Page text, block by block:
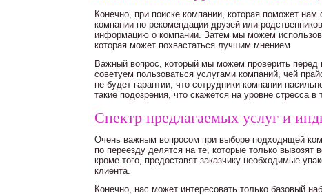
Конечно, при поиске компании, которая поможет
компании по рекомендации друзей или
информацию о компании. Затем мы можем
которая может похвастаться лучшим мнением.
Важный вопрос, который мы можем проверить перед
советуем пользоваться услугами компаний, чей
не будет гарантии, что сотрудники компании
такие подозрения, что скажется на уровне стресса в
Спектр предлагаемых услуг и
Очень важным вопросом при выборе подходящей
по переезду делятся на те, которые только
кроме того, предоставят заказчику необходимые
клиента.
Конечно, нас может интересовать только базовый